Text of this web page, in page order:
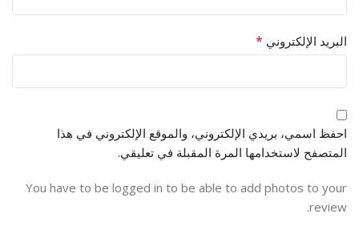
البريد الإلكتروني *
احفظ اسمي، بريدي الإلكتروني، والموقع الإلكتروني في هذا
المتصفح لاستخدامها المرة المقبلة في تعليقي.
You have to be logged in to be able to add photos to your
review.